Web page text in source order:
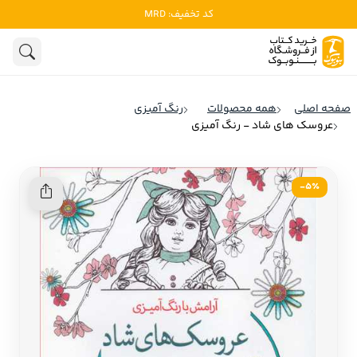
کد تخفیف: MRD
ادبیات
روانشناسی
تاریخ و سیاست
کودک و نوجوان
علوم اجتماعی
ادبیات آمریکا
ادبیات فرانسه
ادبیات ایتالیا
ادبیات روسیه
ادبیات آمریکای لاتین
ادبیات آلمان
ادبیات ترکیه
ادبیات آسیا
صفحه اصلی همه محصولات
رنگ آمیزی
عروسک های شاد - رنگ آمیزی
5٪-